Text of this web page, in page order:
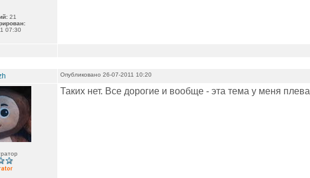
21
07:30
Опубликовано 26-07-2011 10:20
Таких нет. Все дорогие и вообще - эта тема у меня